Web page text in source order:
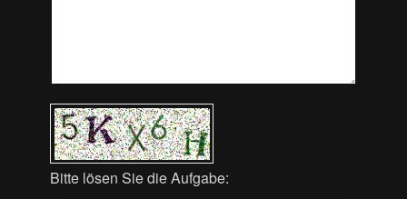
Bitte lösen Sie die Aufgabe: